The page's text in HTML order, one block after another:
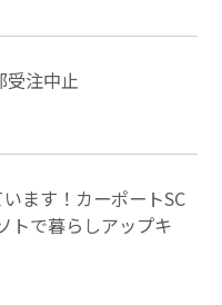
受注中止
ます！カーポートSC
トで暮らしアップキ